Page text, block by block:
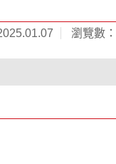
瀏覽數